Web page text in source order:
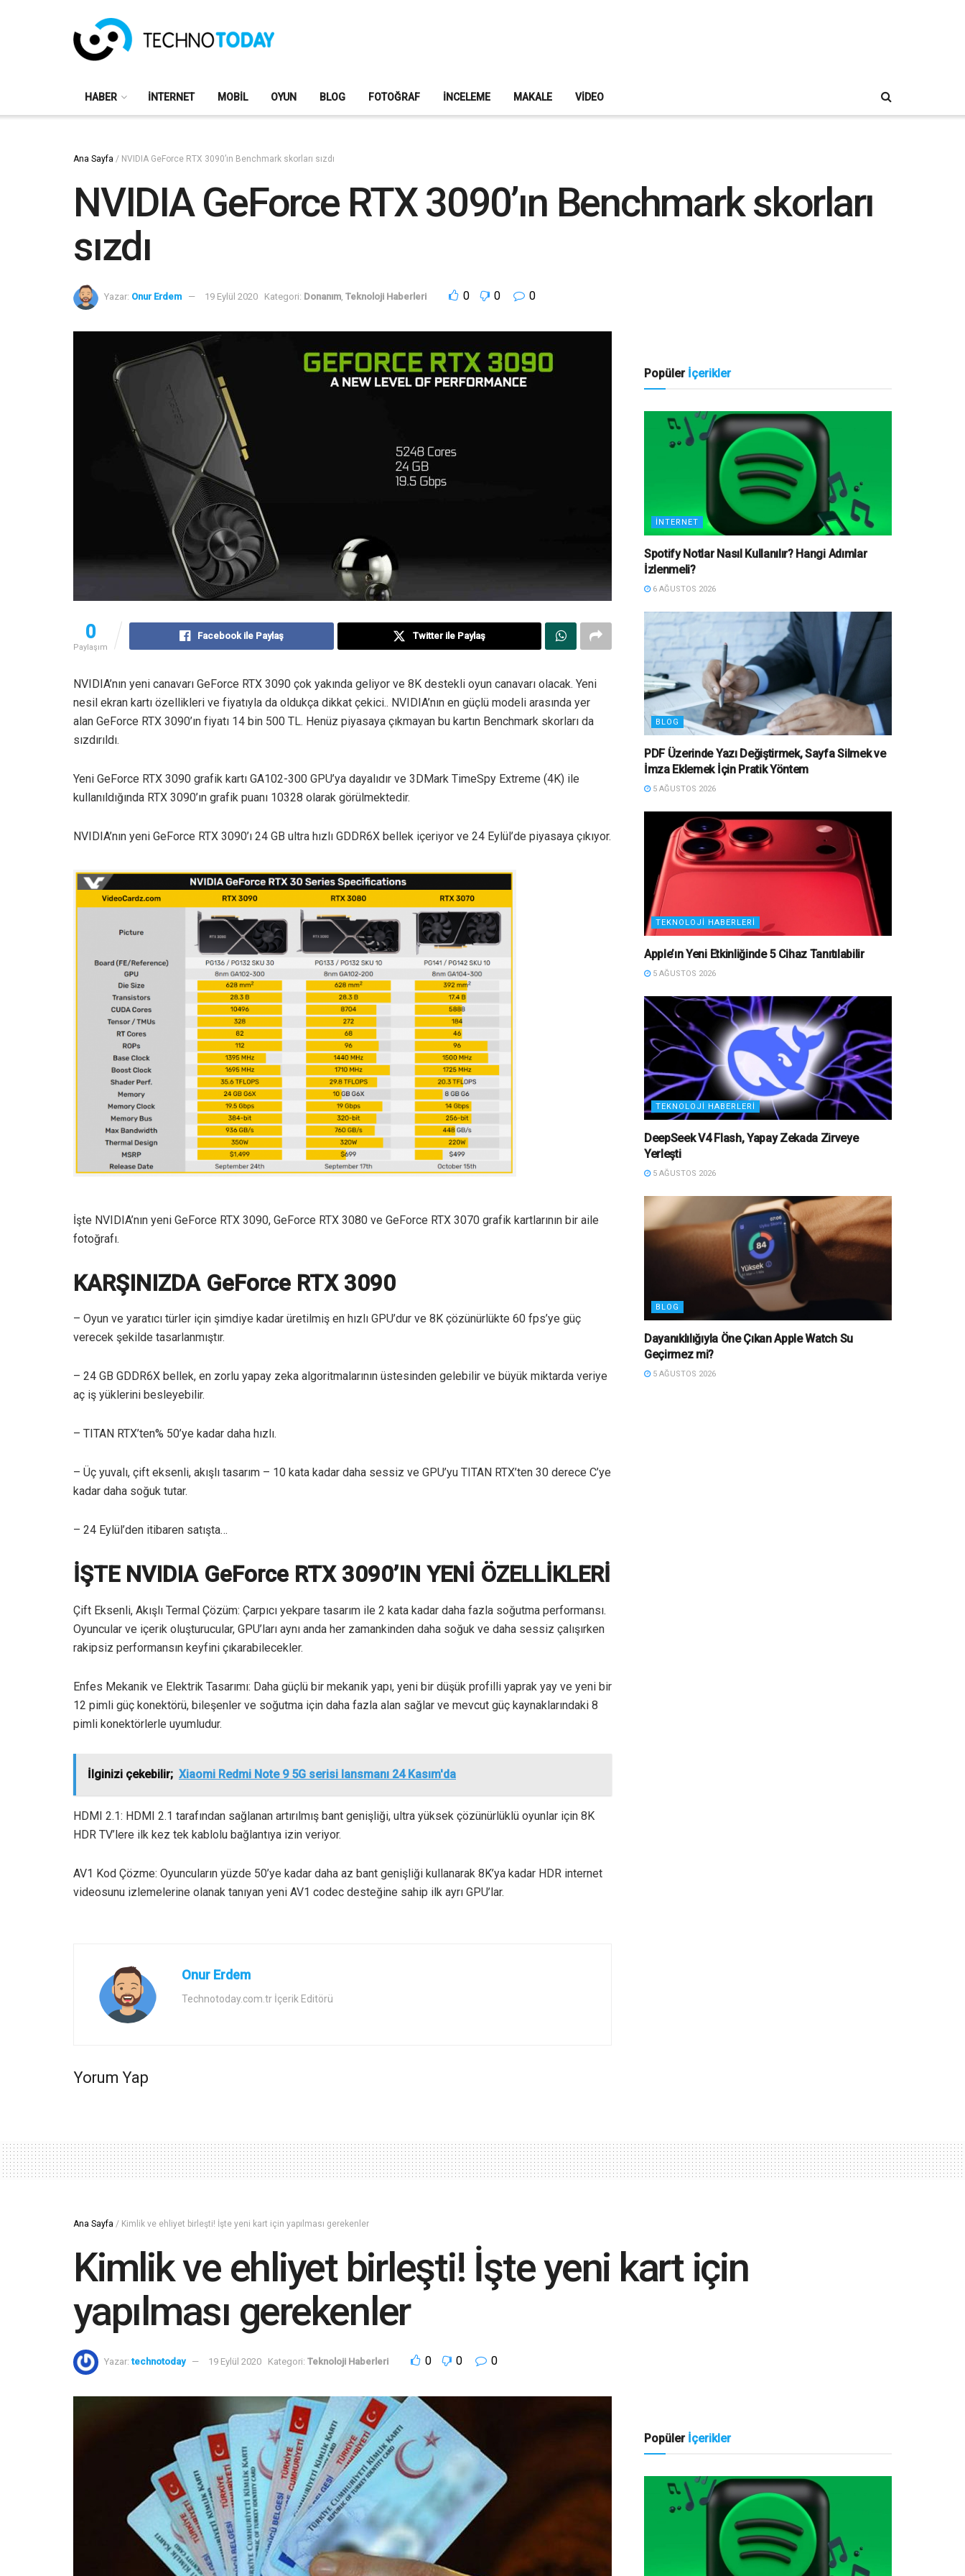
HABER İNTERNET MOBIL OYUN BLOG FOTOĞRAF İNCELEME MAKALE VIDEO
Ana Sayfa / NVIDIA GeForce RTX 3090’ın Benchmark skorları sızdı
NVIDIA GeForce RTX 3090’ın Benchmark skorları
sızdı
Yazar: Onur Erdem 19 Eylül 2020 Kategori: Donanım, Teknoloji Haberleri 0 0 0
0
Paylaşım
Facebook ile Paylaş Twitter ile Paylaş
NVIDIA’nın yeni canavarı GeForce RTX 3090 çok yakında geliyor ve 8K destekli oyun canavarı olacak. Yeni
nesil ekran kartı özellikleri ve fiyatıyla da oldukça dikkat çekici.. NVIDIA’nın en güçlü modeli arasında yer
alan GeForce RTX 3090’ın fiyatı 14 bin 500 TL. Henüz piyasaya çıkmayan bu kartın Benchmark skorları da
sızdırıldı.
Yeni GeForce RTX 3090 grafik kartı GA102-300 GPU’ya dayalıdır ve 3DMark TimeSpy Extreme (4K) ile
kullanıldığında RTX 3090’ın grafik puanı 10328 olarak görülmektedir.
NVIDIA’nın yeni GeForce RTX 3090’ı 24 GB ultra hızlı GDDR6X bellek içeriyor ve 24 Eylül’de piyasaya çıkıyor.
İşte NVIDIA’nın yeni GeForce RTX 3090, GeForce RTX 3080 ve GeForce RTX 3070 grafik kartlarının bir aile
fotoğrafı.
KARŞINIZDA GeForce RTX 3090
– Oyun ve yaratıcı türler için şimdiye kadar üretilmiş en hızlı GPU’dur ve 8K çözünürlükte 60 fps’ye güç
verecek şekilde tasarlanmıştır.
– 24 GB GDDR6X bellek, en zorlu yapay zeka algoritmalarının üstesinden gelebilir ve büyük miktarda veriye
aç iş yüklerini besleyebilir.
– TITAN RTX’ten% 50’ye kadar daha hızlı.
– Üç yuvalı, çift eksenli, akışlı tasarım – 10 kata kadar daha sessiz ve GPU’yu TITAN RTX’ten 30 derece C’ye
kadar daha soğuk tutar.
– 24 Eylül’den itibaren satışta…
İŞTE NVIDIA GeForce RTX 3090’IN YENİ ÖZELLİKLERİ
Çift Eksenli, Akışlı Termal Çözüm: Çarpıcı yekpare tasarım ile 2 kata kadar daha fazla soğutma performansı.
Oyuncular ve içerik oluşturucular, GPU’ları aynı anda her zamankinden daha soğuk ve daha sessiz çalışırken
rakipsiz performansın keyfini çıkarabilecekler.
Enfes Mekanik ve Elektrik Tasarımı: Daha güçlü bir mekanik yapı, yeni bir düşük profilli yaprak yay ve yeni bir
12 pimli güç konektörü, bileşenler ve soğutma için daha fazla alan sağlar ve mevcut güç kaynaklarındaki 8
pimli konektörlerle uyumludur.
İlginizi çekebilir; Xiaomi Redmi Note 9 5G serisi lansmanı 24 Kasım'da
HDMI 2.1: HDMI 2.1 tarafından sağlanan artırılmış bant genişliği, ultra yüksek çözünürlüklü oyunlar için 8K
HDR TV’lere ilk kez tek kablolu bağlantıya izin veriyor.
AV1 Kod Çözme: Oyuncuların yüzde 50’ye kadar daha az bant genişliği kullanarak 8K’ya kadar HDR internet
videosunu izlemelerine olanak tanıyan yeni AV1 codec desteğine sahip ilk ayrı GPU’lar.
Onur Erdem
Technotoday.com.tr İçerik Editörü
Yorum Yap
Popüler İçerikler
İNTERNET
Spotify Notlar Nasıl Kullanılır? Hangi Adımlar
İzlenmeli?
6 AĞUSTOS 2026
BLOG
PDF Üzerinde Yazı Değiştirmek, Sayfa Silmek ve
İmza Eklemek İçin Pratik Yöntem
5 AĞUSTOS 2026
TEKNOLOJI HABERLERI
Apple’ın Yeni Etkinliğinde 5 Cihaz Tanıtılabilir
5 AĞUSTOS 2026
TEKNOLOJI HABERLERI
DeepSeek V4 Flash, Yapay Zekada Zirveye
Yerleşti
5 AĞUSTOS 2026
BLOG
Dayanıklılığıyla Öne Çıkan Apple Watch Su
Geçirmez mi?
5 AĞUSTOS 2026
Ana Sayfa / Kimlik ve ehliyet birleşti! İşte yeni kart için yapılması gerekenler
Kimlik ve ehliyet birleşti! İşte yeni kart için
yapılması gerekenler
Yazar: technotoday 19 Eylül 2020 Kategori: Teknoloji Haberleri 0 0 0
Popüler İçerikler